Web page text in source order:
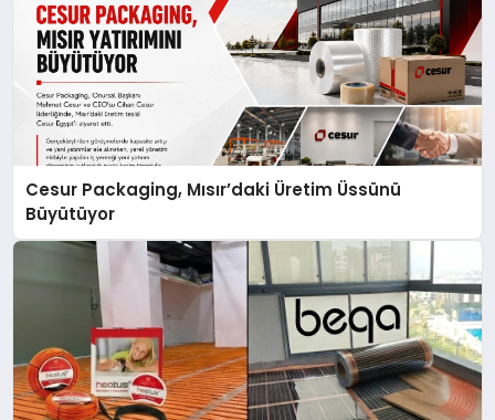
Cesur Packaging, Mısır’daki Üretim Üssünü
Büyütüyor